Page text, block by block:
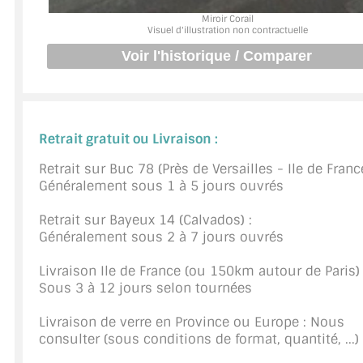
JOINTS D'ÉTANCHÉITÉS
FIXATION GARDES CORPS
SYSTÈMES COULISSANTS
LE CATALOGUE ACCESSOIRES (STROMBINOSCOPE)
EXEMPLES, RÉALISATIONS, INSPIRATIONS
NUANCIER RAL
COMMENT COUPER DU VERRE ?
Miroir Corail
Visuel d'illustration non contractuelle
Retrait gratuit ou Livraison :
Retrait sur Buc 78 (Près de Versailles - Ile de
Généralement sous 1 à 5 jours ouvrés
Retrait sur Bayeux 14 (Calvados) :
Généralement sous 2 à 7 jours ouvrés
Livraison Ile de France (ou 150km autour de Paris)
Sous 3 à 12 jours selon tournées
Livraison de verre en Province ou Europe : Nous
consulter (sous conditions de format, quantité, ...)